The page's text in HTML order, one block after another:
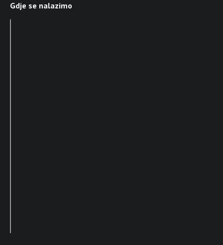
Gdje se nalazimo